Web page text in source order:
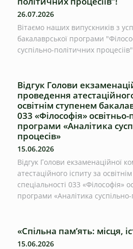
26.07.2026
Вітаємо наших випускників з
бакалаврської програми
суспільно-політичних
Відгук Голови
проведення
освітнім ступенем
033 «Філософія»
програми «Аналітика
процесів»
15.06.2026
Відгук Голови екзаменаційної
атестаційного іспиту за
спеціальності 033 «Філософія»
програми «Аналітика
«Спільна пам’ять: місця,
15.06.2026